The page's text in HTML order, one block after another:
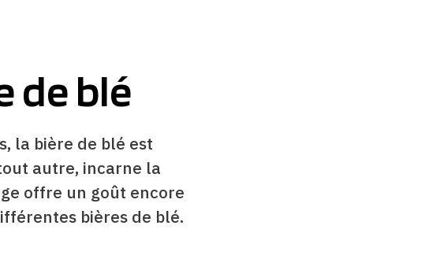
de blé
la bière de blé est
autre, incarne la
offre un goût encore
bières de blé.